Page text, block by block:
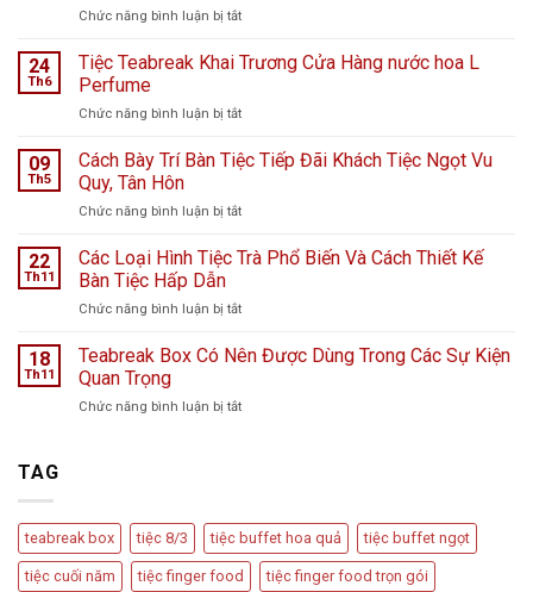
Chức năng bình luận bị tắtở
ngọt
viện
Hà
ngày
bão
chuyện
Cầu
24
Th6
Tiệc Teabreak Khai Trương Cửa Hàng nước hoa L
Perfume
Chức năng bình luận bị tắtở
Teabreak
Khai
Cửa
nước
Perfume
09
Th5
Cách Bày Trí Bàn Tiệc Tiếp Đãi Khách Tiệc Ngọt Vu
Quy, Tân Hôn
Chức năng bình luận bị tắtở
Bày
Tiệc
Đãi
Ngọt
22
Th11
Các Loại Hình Tiệc Trà Phổ Biến Và Cách Thiết Kế
Bàn Tiệc Hấp Dẫn
Chức năng bình luận bị tắtở
Loại
Trà
Kế
Bàn
Tiệc
18
Th11
Teabreak Box Có Nên Được Dùng Trong Các Sự Kiện
Quan Trọng
Chức năng bình luận bị tắtở
Dùng
Trong
Các
Sự
TAG
teabreak box tiệc 8/3 tiệc buffet hoa quả tiệc buffet ngọt
tiệc cuối năm tiệc finger food tiệc finger food trọn gói